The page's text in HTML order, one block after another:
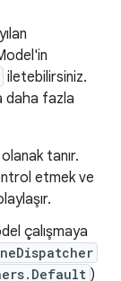
iletebilirsiniz.
daha fazla
tanır.
etmek ve
çalışmaya
)